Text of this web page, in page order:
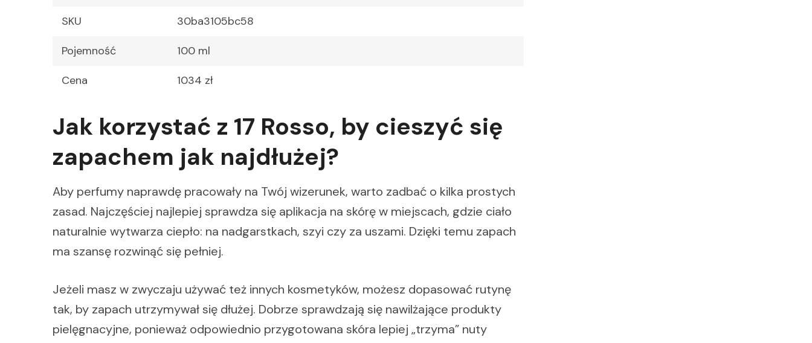
SKU 30ba3105bc58
Pojemność 100 ml
Cena 1034 zł
Jak korzystać z 17 Rosso, by cieszyć się
zapachem jak najdłużej?
Aby perfumy naprawdę pracowały na Twój wizerunek, warto zadbać o kilka prostych
zasad. Najczęściej najlepiej sprawdza się aplikacja na skórę w miejscach, gdzie ciało
naturalnie wytwarza ciepło: na nadgarstkach, szyi czy za uszami. Dzięki temu zapach
ma szansę rozwinąć się pełniej.
Jeżeli masz w zwyczaju używać też innych kosmetyków, możesz dopasować rutynę
tak, by zapach utrzymywał się dłużej. Dobrze sprawdzają się nawilżające produkty
pielęgnacyjne, ponieważ odpowiednio przygotowana skóra lepiej „trzyma” nuty